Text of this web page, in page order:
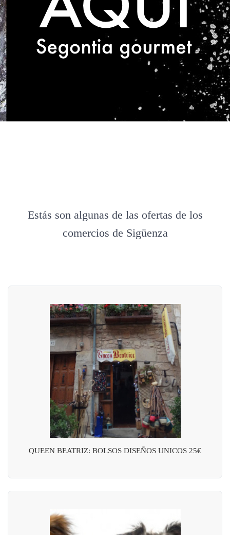
Estás son algunas de las ofertas de los
comercios de Sigüenza
QUEEN BEATRIZ: BOLSOS DISEÑOS UNICOS 25€